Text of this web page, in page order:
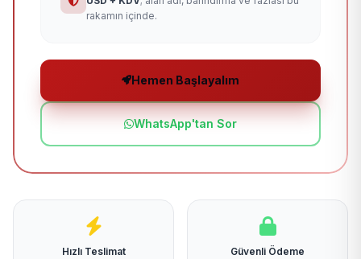
rakamın içinde.
Hemen Başlayalım
WhatsApp'tan Sor
Hızlı Teslimat
Güvenli Ödeme